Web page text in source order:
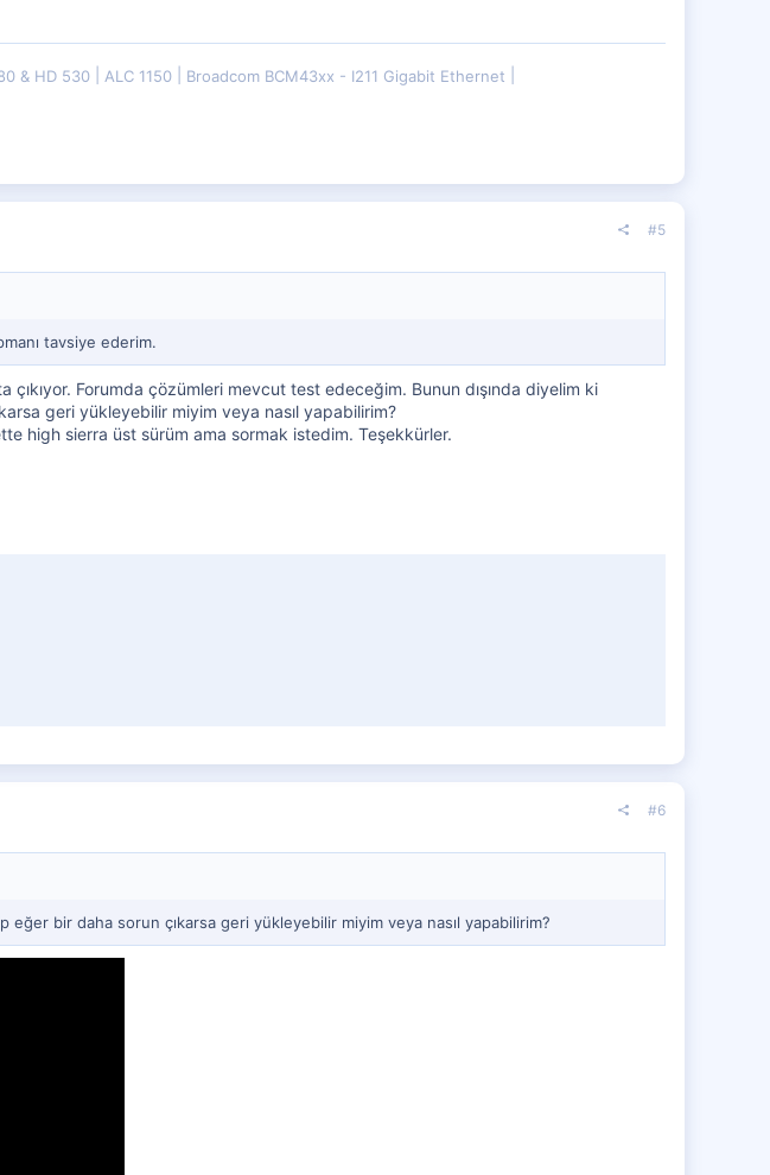
& HD 530 ALC 1150
Broadcom BCM43xx - I211 Gigabit Ethernet
#5
tavsiye ederim.
çıkıyor. Forumda çözümleri mevcut test edeceğim. Bunun dışında diyelim ki
geri yükleyebilir miyim veya nasıl yapabilirim?
high sierra üst sürüm ama sormak istedim. Teşekkürler.
#6
eğer bir daha sorun çıkarsa geri yükleyebilir miyim veya nasıl yapabilirim?